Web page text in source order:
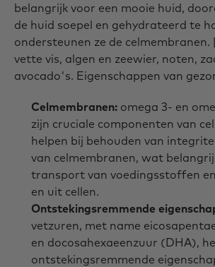
belangrijk voor een mooie huid,
de huid soepel en gehydrateerd te
ondersteunen ze de celmembranen.
vette vis, algen en zeewier, noten,
avocado's. Eigenschappen van
Celmembranen: omega 3- en
zijn cruciale componenten van
helpen bij behouden van
van celmembranen, wat
transport van voedingsstoffen
en uit cellen.
Ontstekingsremmende
vetzuren, met name
en docosahexaeenzuur (DHA),
ontstekingsremmende